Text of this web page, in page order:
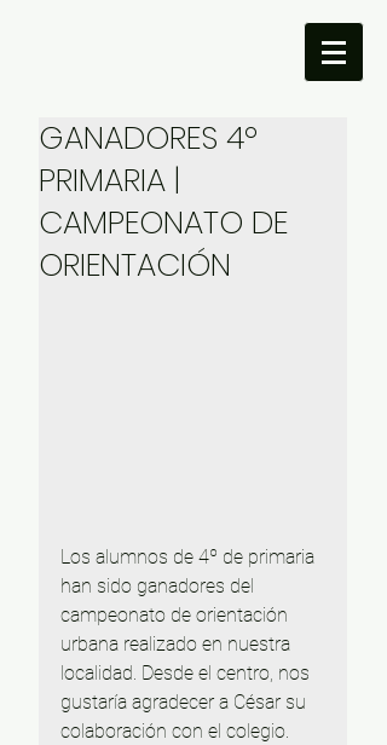
GANADORES 4º
PRIMARIA |
CAMPEONATO DE
ORIENTACIÓN
Los alumnos de 4º de primaria
han sido ganadores del
campeonato de orientación
urbana realizado en nuestra
localidad. Desde el centro, nos
gustaría agradecer a César su
colaboración con el colegio.